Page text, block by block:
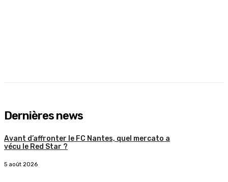
Dernières news
Avant d’affronter le FC Nantes, quel mercato a
vécu le Red Star ?
5 août 2026